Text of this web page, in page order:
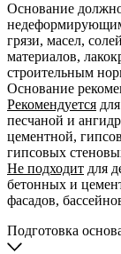
Основание
грязи, масел,
материалов,
строительным
Основание
Рекомендуется
песчаной и
цементной,
гипсовых
Не подходит для
бетонных и
фасадов,
Подготовка